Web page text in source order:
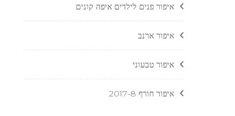
איפור פנים לילדים איפה קונים
איפור ארנב
איפור טבעוני
איפור חורף 2017-8